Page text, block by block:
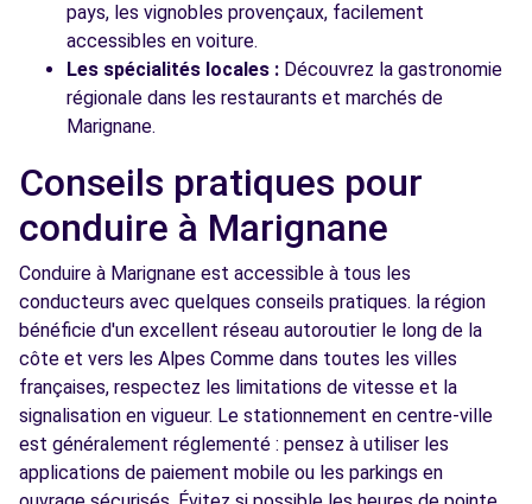
pays, les vignobles provençaux, facilement
accessibles en voiture.
Les spécialités locales : Découvrez la gastronomie
régionale dans les restaurants et marchés de
Marignane.
Conseils pratiques pour
conduire à Marignane
Conduire à Marignane est accessible à tous les
conducteurs avec quelques conseils pratiques. la région
bénéficie d'un excellent réseau autoroutier le long de la
côte et vers les Alpes Comme dans toutes les villes
françaises, respectez les limitations de vitesse et la
signalisation en vigueur. Le stationnement en centre-ville
est généralement réglementé : pensez à utiliser les
applications de paiement mobile ou les parkings en